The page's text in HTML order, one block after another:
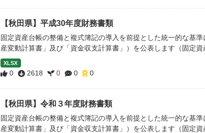
【秋田県】平成30年度財務書類
固定資産台帳の整備と複式簿記の導入を前提とした統一的な基
産変動計算書」及び「資金収支計算書」）を公表します（固定資
XLSX
0 2618 0 0 0
【秋田県】令和３年度財務書類
固定資産台帳の整備と複式簿記の導入を前提とした統一的な基
産変動計算書」及び「資金収支計算書」）を公表します（固定資